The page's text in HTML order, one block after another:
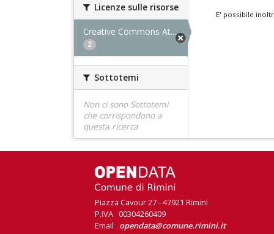
Licenze sulle risorse
Creative Commons At...
2
Sottotemi
Non ci sono Sottotemi
che corrispondono a
questa ricerca
E' possibile
Piazza Cavour 27 - 47921 Rimini
P.IVA 00304260409
Email opendata@comune.rimini.it